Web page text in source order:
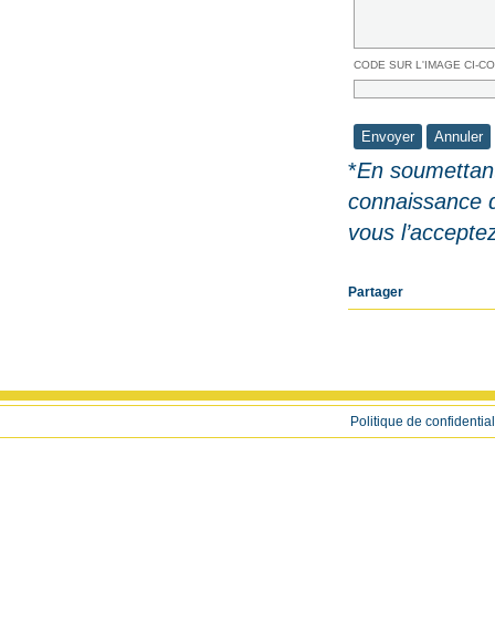
CODE SUR L'IMAGE CI-
*En
connaissance
vous
Partager
Politique de